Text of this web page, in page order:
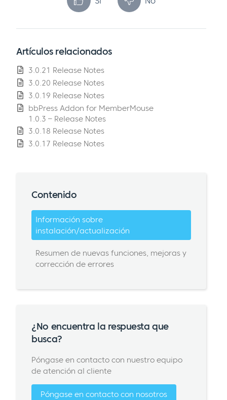
Artículos relacionados
3.0.21 Release Notes
3.0.20 Release Notes
3.0.19 Release Notes
bbPress Addon for MemberMouse
1.0.3 – Release Notes
3.0.18 Release Notes
3.0.17 Release Notes
Contenido
Información sobre
instalación/actualización
Resumen de nuevas funciones, mejoras y
corrección de errores
¿No encuentra la respuesta que
busca?
Póngase en contacto con nuestro equipo
de atención al cliente
Póngase en contacto con nosotros